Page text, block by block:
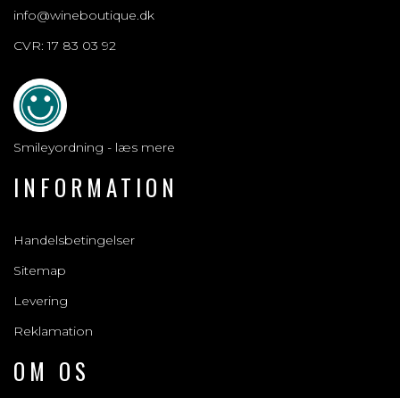
info@wineboutique.dk
CVR: 17 83 03 92
Smileyordning - læs mere
INFORMATION
Handelsbetingelser
Sitemap
Levering
Reklamation
OM OS